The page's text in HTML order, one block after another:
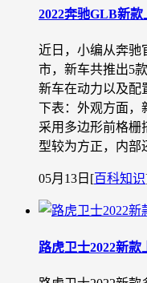
2022奔驰GLB新款
近日，小编从奔驰
市，新车共推出5
新车在动力以及配
下表：外观方面，
采用多边形前格栅
型较为方正，内部
05月13日 [百科知识
路虎卫士2022新款